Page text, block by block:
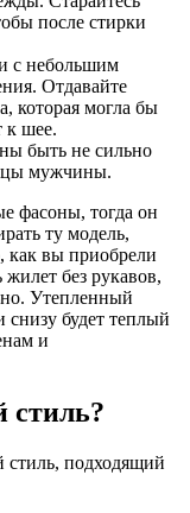
после стирки
с небольшим
Отдавайте
которая могла бы
к шее.
быть не сильно
мужчины.
фасоны, тогда он
ту модель,
как вы приобрели
жилет без рукавов,
Утепленный
будет теплый
и
стиль?
стиль, подходящий